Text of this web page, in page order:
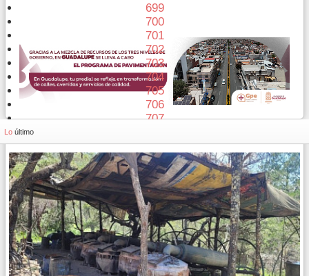
699
700
701
702
703
704
705
706
707
Lo último